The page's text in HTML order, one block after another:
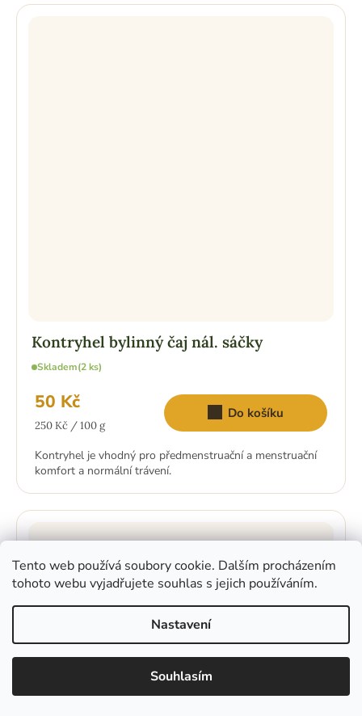
Tento web používá soubory cookie. Dalším procházením
tohoto webu vyjadřujete souhlas s jejich používáním.
Nastavení
Souhlasím
Kontryhel bylinný čaj nál. sáčky
Skladem(2 ks)
50 Kč
Měrná
250 Kč / 100 g
Do košíku
Kontryhel je vhodný pro předmenstruační a menstruační
komfort a normální trávení.